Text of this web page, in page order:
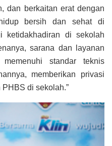
dan berkaitan erat dengan
bersih dan sehat di
ketidakhadiran di sekolah
sarana dan layanan
standar teknis
memberikan privasi
di sekolah.”